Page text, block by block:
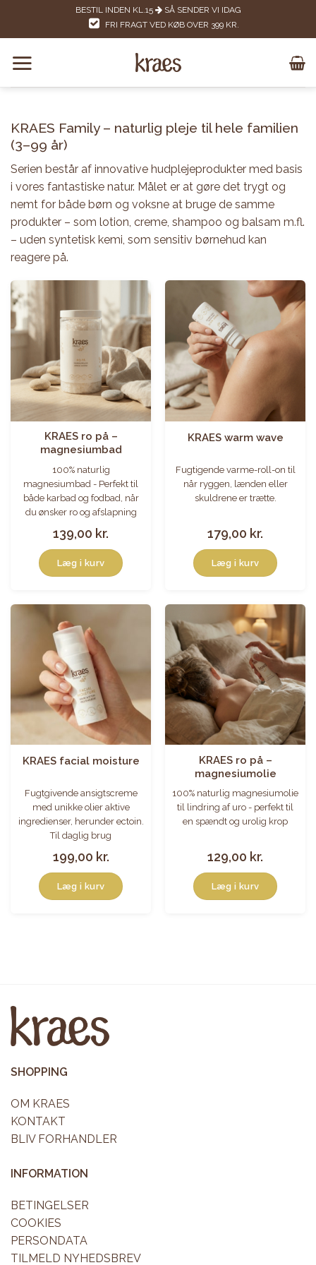
BESTIL INDEN KL.15
SÅ SENDER VI IDAG
FRI FRAGT VED KØB OVER 399 KR.
KRAES Family – naturlig pleje til hele familien
(3–99 år)
Serien består af innovative hudplejeprodukter med basis
i vores fantastiske natur. Målet er at gøre det trygt og
nemt for både børn og voksne at bruge de samme
produkter – som lotion, creme, shampoo og balsam m.fl.
– uden syntetisk kemi, som sensitiv børnehud kan
reagere på.
KRAES ro på –
magnesiumbad
100% naturlig
magnesiumbad - Perfekt til
både karbad og fodbad, når
du ønsker ro og afslapning
139,00 kr.
Læg i kurv
KRAES warm wave
Fugtigende varme-roll-on til
når ryggen, lænden eller
skuldrene er trætte.
179,00 kr.
Læg i kurv
KRAES facial moisture
Fugtgivende ansigtscreme
med unikke olier aktive
ingredienser, herunder ectoin.
Til daglig brug
199,00 kr.
Læg i kurv
KRAES ro på –
magnesiumolie
100% naturlig magnesiumolie
til lindring af uro - perfekt til
en spændt og urolig krop
129,00 kr.
Læg i kurv
SHOPPING
OM KRAES
KONTAKT
BLIV FORHANDLER
INFORMATION
BETINGELSER
COOKIES
PERSONDATA
TILMELD NYHEDSBREV